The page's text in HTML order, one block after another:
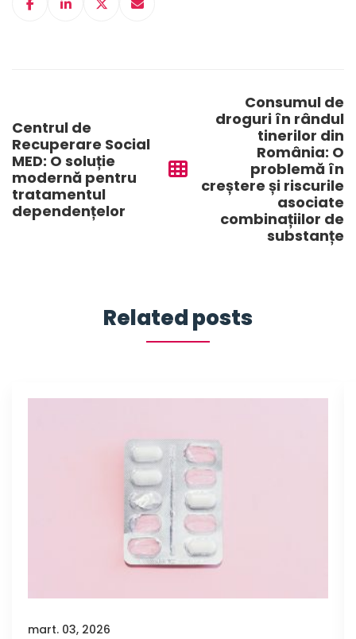
Centrul de
Recuperare Social
MED: O soluție
modernă pentru
tratamentul
dependențelor
Consumul de
droguri în rândul
tinerilor din
România: O
problemă în
creștere și riscurile
asociate
combinațiilor de
substanțe
Related posts
mart. 03, 2026